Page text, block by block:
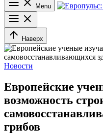
Menu
Наверх
Новости
Европейские
возможность
грибов